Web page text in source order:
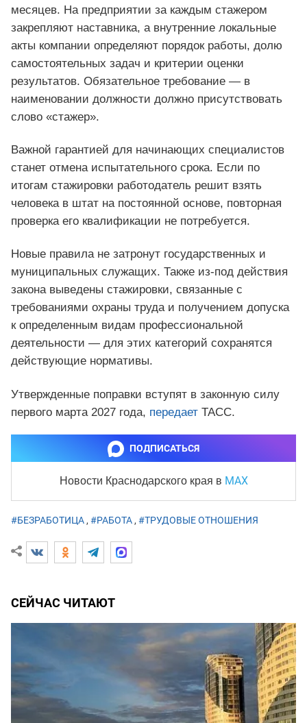
месяцев. На предприятии за каждым стажером
закрепляют наставника, а внутренние локальные
акты компании определяют порядок работы, долю
самостоятельных задач и критерии оценки
результатов. Обязательное требование — в
наименовании должности должно присутствовать
слово «стажер».
Важной гарантией для начинающих специалистов
станет отмена испытательного срока. Если по
итогам стажировки работодатель решит взять
человека в штат на постоянной основе, повторная
проверка его квалификации не потребуется.
Новые правила не затронут государственных и
муниципальных служащих. Также из-под действия
закона выведены стажировки, связанные с
требованиями охраны труда и получением допуска
к определенным видам профессиональной
деятельности — для этих категорий сохранятся
действующие нормативы.
Утвержденные поправки вступят в законную силу
первого марта 2027 года, передает ТАСС.
ПОДПИСАТЬСЯ
Новости Краснодарского края в MAX
#БЕЗРАБОТИЦА , #РАБОТА , #ТРУДОВЫЕ ОТНОШЕНИЯ
СЕЙЧАС ЧИТАЮТ